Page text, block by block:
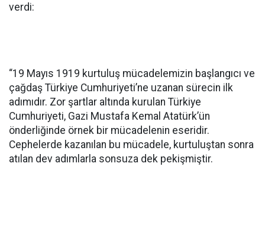
verdi:
“19 Mayıs 1919 kurtuluş mücadelemizin başlangıcı ve
çağdaş Türkiye Cumhuriyeti’ne uzanan sürecin ilk
adımıdır. Zor şartlar altında kurulan Türkiye
Cumhuriyeti, Gazi Mustafa Kemal Atatürk’ün
önderliğinde örnek bir mücadelenin eseridir.
Cephelerde kazanılan bu mücadele, kurtuluştan sonra
atılan dev adımlarla sonsuza dek pekişmiştir.